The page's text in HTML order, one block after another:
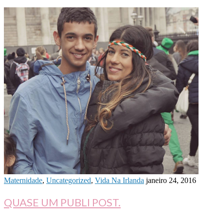
Maternidade, Uncategorized, Vida Na Irlanda janeiro 24, 2016
QUASE UM PUBLI POST.